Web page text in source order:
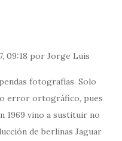
09:18 por Jorge Luis
fotografías. Solo
error ortográfico, pues
1969 vino a sustituir no
de berlinas Jaguar